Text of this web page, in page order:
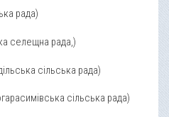
рада)
селещна рада,)
сільська рада)
сільська рада)